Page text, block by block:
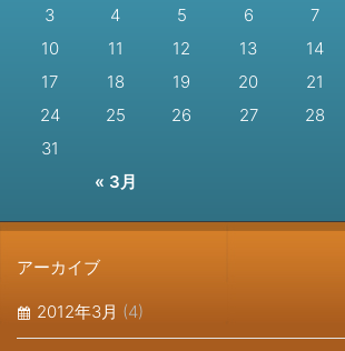
« 3月
3
4 5 6 7
10
11 12 13 14
17
18 19 20 21
24
25 26 27 28
31
アーカイブ
2012年3月 (4)